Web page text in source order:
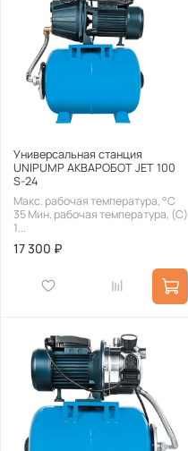
Универсальная станция
UNIPUMP АКВАРОБОТ JET 100
S-24
Макс. рабочая температура, °С
35 Мин. рабочая температура, (С)
1...
17 300 ₽